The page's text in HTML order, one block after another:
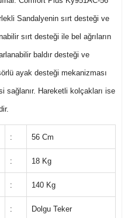
Sandalyenin sırt desteği ve
sırt desteği ile bel ağrıların
baldır desteği ve
ayak desteği mekanizması
sağlanır. Hareketli kolçakları ise
: 56 Cm
: 18 Kg
: 140 Kg
: Dolgu Teker